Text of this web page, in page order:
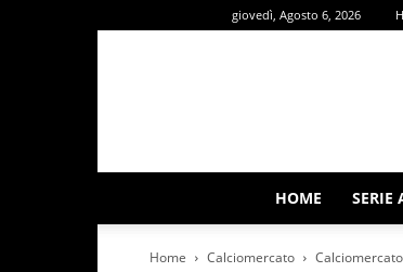
giovedì, Agosto 6, 2026
HOME SERIE
Home Calciomercato